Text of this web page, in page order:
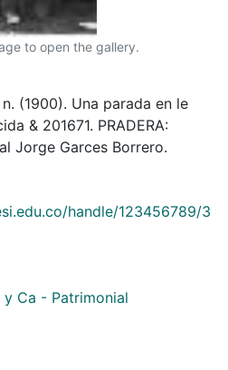
to open the gallery.
n. (1900). Una parada en le
& 201671. PRADERA:
Jorge Garces Borrero.
handle/123456789/3
y Ca - Patrimonial